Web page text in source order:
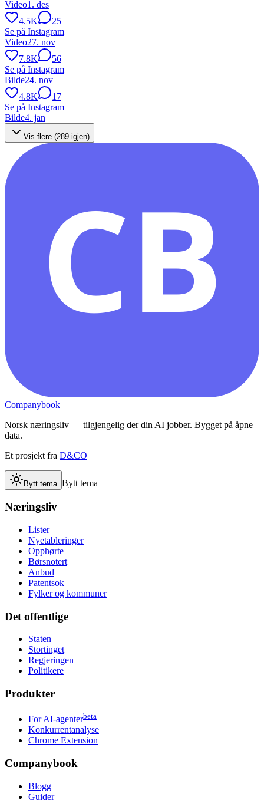
Video1. des
4.5K
25
Se på Instagram
Video27. nov
7.8K
56
Se på Instagram
Bilde24. nov
4.8K
17
Se på Instagram
Bilde4. jan
Vis flere (289 igjen)
CB
Companybook
Norsk næringsliv — tilgjengelig der din AI jobber. Bygget på åpne
data.
Et prosjekt fra D&CO
Bytt tema Bytt tema
Næringsliv
Lister
Nyetableringer
Opphørte
Børsnotert
Anbud
Patentsok
Fylker og kommuner
Det offentlige
Staten
Stortinget
Regjeringen
Politikere
Produkter
For AI-agenterbeta
Konkurrentanalyse
Chrome Extension
Companybook
Blogg
Guider